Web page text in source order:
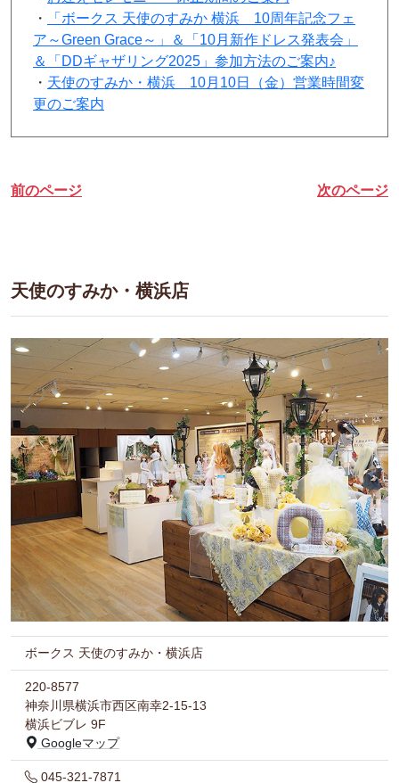
・
「ボークス 天使のすみか 横浜 10周年記念フェ
ア～Green Grace～」＆「10月新作ドレス発表会」
＆「DDギャザリング2025」参加方法のご案内♪
・ 天使のすみか・横浜 10月10日（金）営業時間変
更のご案内
前のページ 次のページ
天使のすみか・横浜店
ボークス 天使のすみか・横浜店
220-8577
神奈川県横浜市西区南幸2-15-13
横浜ビブレ 9F
Googleマップ
045-321-7871